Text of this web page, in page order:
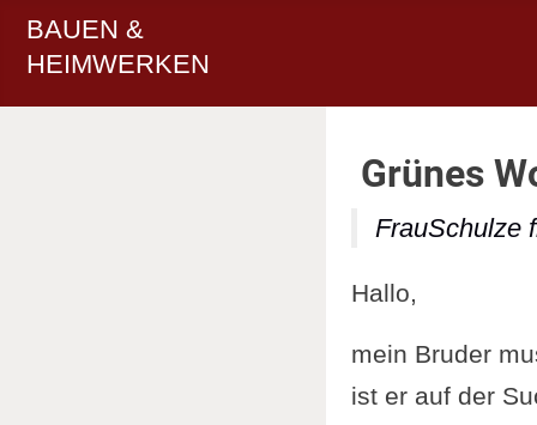
BAUEN &
HEIMWERKEN
Grünes
FrauSchulze
Hallo,
mein Bruder
ist er auf der